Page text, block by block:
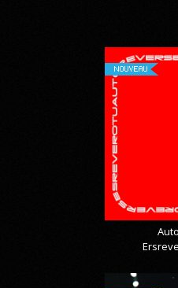
NOUVEAU